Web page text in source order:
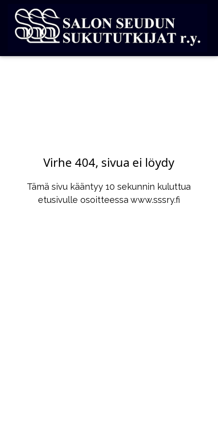
Virhe 404, sivua ei löydy
Tämä sivu kääntyy 10 sekunnin kuluttua
etusivulle osoitteessa www.sssry.fi